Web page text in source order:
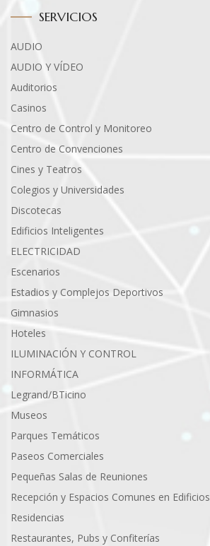
SERVICIOS
AUDIO
AUDIO Y VÍDEO
Auditorios
Casinos
Centro de Control y Monitoreo
Centro de Convenciones
Cines y Teatros
Colegios y Universidades
Discotecas
Edificios Inteligentes
ELECTRICIDAD
Escenarios
Estadios y Complejos Deportivos
Gimnasios
Hoteles
ILUMINACIÓN Y CONTROL
INFORMÁTICA
Legrand/BTicino
Museos
Parques Temáticos
Paseos Comerciales
Pequeñas Salas de Reuniones
Recepción y Espacios Comunes en Edificios
Residencias
Restaurantes, Pubs y Confiterías